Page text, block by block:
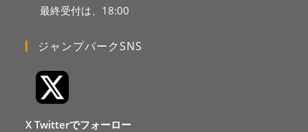
最終受付は、18:00
ジャンプパークSNS
X Twitterでフォーロー